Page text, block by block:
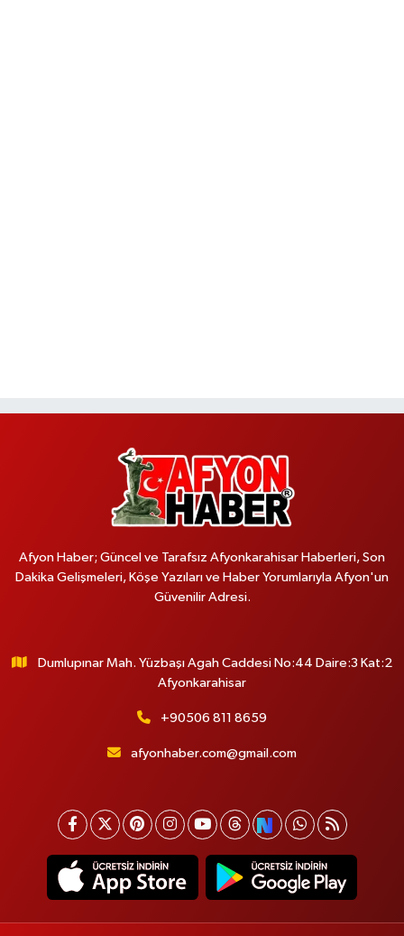
Afyon Haber; Güncel ve Tarafsız Afyonkarahisar Haberleri, Son
Dakika Gelişmeleri, Köşe Yazıları ve Haber Yorumlarıyla Afyon'un
Güvenilir Adresi.
Dumlupınar Mah. Yüzbaşı Agah Caddesi No:44 Daire:3 Kat:2
Afyonkarahisar
+90506 811 8659
afyonhaber.com@gmail.com